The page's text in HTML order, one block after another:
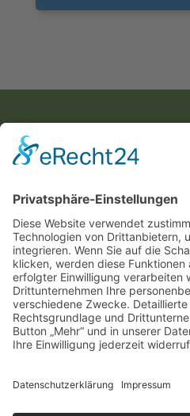
Landesvereinigung für
Mecklenburg-
Wismarsche
19053
0385